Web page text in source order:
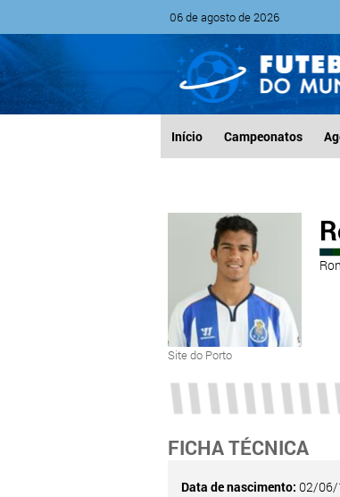
06 de agosto de 2026
Início Campeonatos
Site do Porto
FICHA TÉCNICA
Data de nascimento: 02/